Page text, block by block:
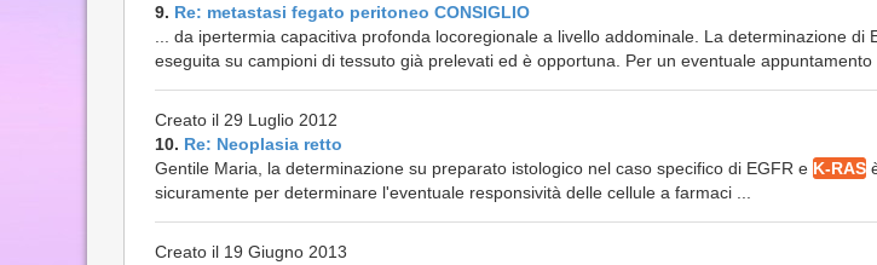
9. Re: metastasi fegato peritoneo CONSIGLIO
... da ipertermia capacitiva profonda locoregionale a livello addominale. La determinazione di
eseguita su campioni di tessuto già prelevati ed è opportuna. Per un eventuale appuntamento
Creato il 29 Luglio 2012
10. Re: Neoplasia retto
Gentile Maria, la determinazione su preparato istologico nel caso specifico di EGFR e K-RAS
sicuramente per determinare l'eventuale responsività delle cellule a farmaci ...
Creato il 19 Giugno 2013